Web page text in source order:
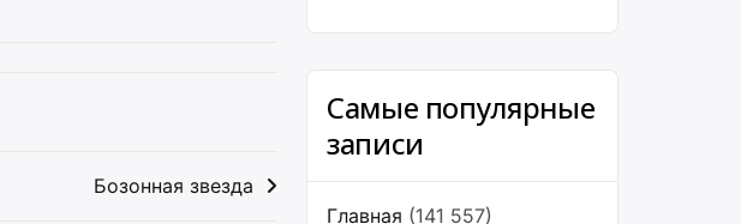
Бозонная звезда
Самые популярные
записи
Главная (141 557)